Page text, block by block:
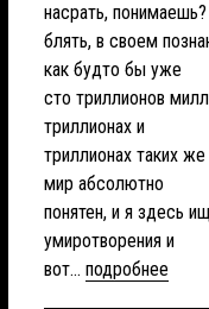
насрать,
блять, в своем
как будто бы уже
сто триллионов
триллионах и
триллионах таких
мир абсолютно
понятен, и я здесь
умиротворения и
вот... подробнее